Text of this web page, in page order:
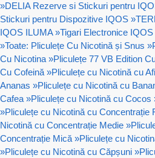
»DELIA Rezerve si Stickuri pentru
Stickuri pentru Dispozitive IQOS »
IQOS ILUMA »Tigari Electronice
»Toate: Pliculețe Cu Nicotină și Snus »
Cu Nicotina »Pliculețe 77 VB Edition
Cu Cofeină »Pliculețe cu Nicotină cu
Ananas »Pliculețe cu Nicotină cu
Cafea »Pliculețe cu Nicotină cu Cocos
»Pliculețe cu Nicotină cu Concentrație
Nicotină cu Concentrație Medie »
Concentrație Mică »Pliculețe cu
»Pliculețe cu Nicotină cu Căpșuni »